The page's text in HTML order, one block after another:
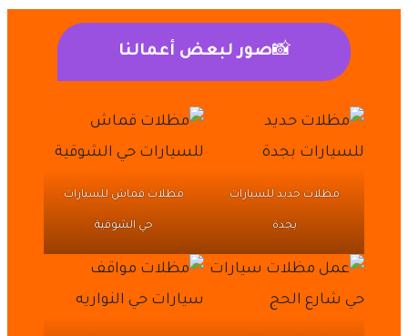
📸صور لبعض أعمالنا
مظلات حديد للسيارات
بجدة
مظلات قماش للسيارات
حي الشوقية